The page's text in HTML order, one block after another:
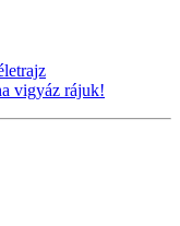
vigyáz rájuk!